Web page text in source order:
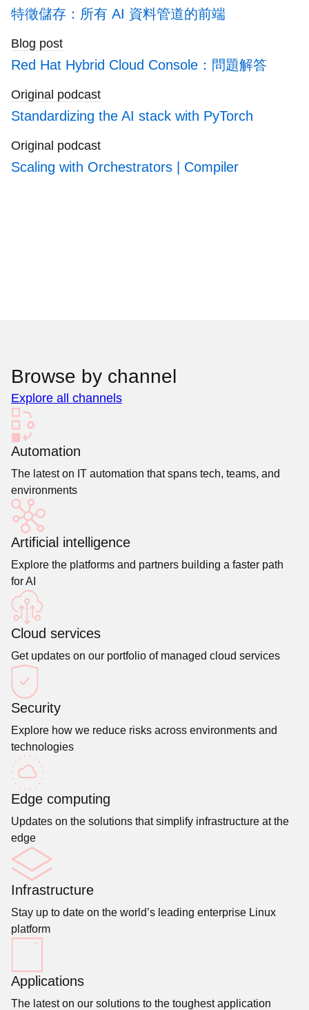
特徵儲存：所有 AI 資料管道的前端
Blog post
Red Hat Hybrid Cloud Console：問題解答
Original podcast
Standardizing the AI stack with PyTorch
Original podcast
Scaling with Orchestrators | Compiler
Browse by channel
Explore all channels
Automation
The latest on IT automation that spans tech, teams, and
environments
Artificial intelligence
Explore the platforms and partners building a faster path
for AI
Cloud services
Get updates on our portfolio of managed cloud services
Security
Explore how we reduce risks across environments and
technologies
Edge computing
Updates on the solutions that simplify infrastructure at the
edge
Infrastructure
Stay up to date on the world’s leading enterprise Linux
platform
Applications
The latest on our solutions to the toughest application